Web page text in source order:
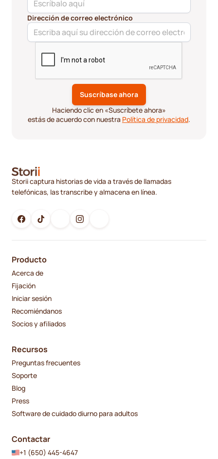
Dirección de correo electrónico
Haciendo clic en «Suscríbete ahora»
estás de acuerdo con nuestra Política de privacidad.
Storii captura historias de vida a través de llamadas
telefónicas, las transcribe y almacena en línea.
Producto
Acerca de
Fijación
Iniciar sesión
Recomiéndanos
Socios y afiliados
Recursos
Preguntas frecuentes
Soporte
Blog
Press
Software de cuidado diurno para adultos
Contactar
+1 (650) 445-4647